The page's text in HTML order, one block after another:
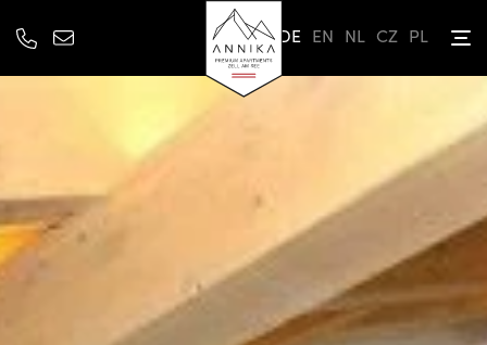
DE EN NL CZ PL